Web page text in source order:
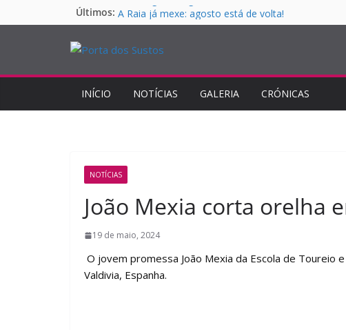
para
Últimos:
Em imagens: segunda corrida da Feira Taurina de
A Raia já mexe: agosto está de volta!
Moura Caetano e Emiliano Gamero
Monforte recebe grande corrida de toiros a 14 de
INÍCIO
NOTÍCIAS GALERIA CRÓNICAS
NOTÍCIAS
João Mexia corta orelha
19 de maio, 2024
O jovem promessa João Mexia da Escola de Toureio
Valdivia, Espanha.